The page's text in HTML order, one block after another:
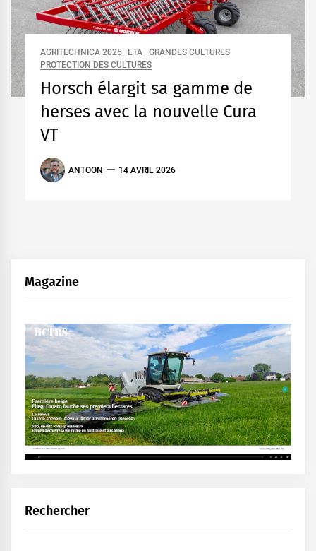
AGRITECHNICA 2025 ETA
GRANDES CULTURES
PROTECTION DES CULTURES
Horsch élargit sa gamme de
herses avec la nouvelle Cura
VT
ANTOON 14 AVRIL 2026
Magazine
Rechercher